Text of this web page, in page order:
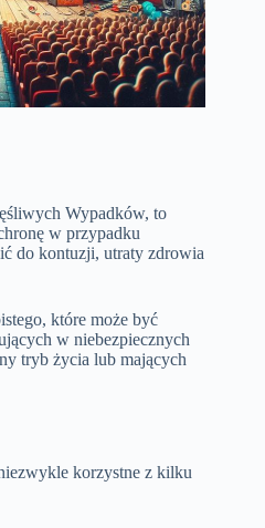
Wypadków, to
w przypadku
do kontuzji, utraty zdrowia
które może być
w niebezpiecznych
tryb życia lub mających
korzystne z kilku